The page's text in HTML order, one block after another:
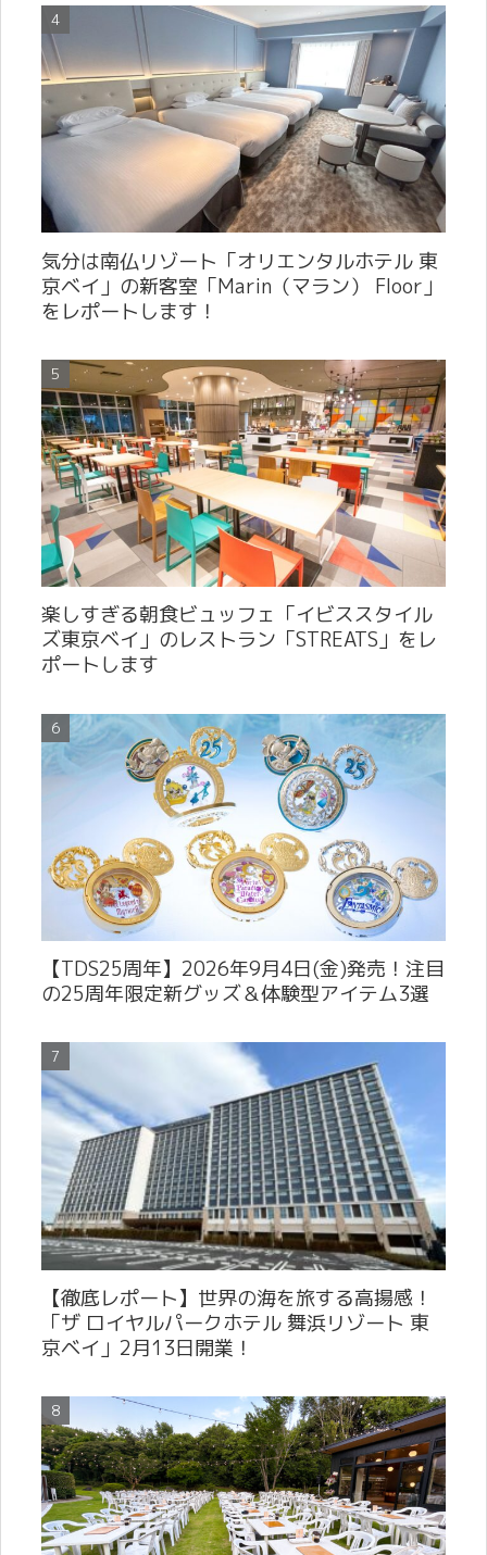
気分は南仏リゾート「オリエンタルホテル 東
京ベイ」の新客室「Marin（マラン） Floor」
をレポートします！
楽しすぎる朝食ビュッフェ「イビススタイル
ズ東京ベイ」のレストラン「STREATS」をレ
ポートします
【TDS25周年】2026年9月4日(金)発売！注目
の25周年限定新グッズ＆体験型アイテム3選
【徹底レポート】世界の海を旅する高揚感！
「ザ ロイヤルパークホテル 舞浜リゾート 東
京ベイ」2月13日開業！